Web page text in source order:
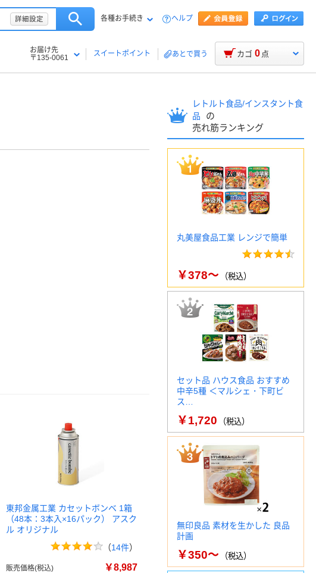
詳細設定 各種お手続き ヘルプ
お届け先
〒135-0061
スイートポイント あとで買う カゴ 0 点
東邦金属工業 カセットボンベ 1箱
（48本：3本入×16パック） アスク
ル オリジナル
（14件）
販売価格(税込) ￥8,987
レトルト食品/インスタント食
品
の
売れ筋ランキング
丸美屋食品工業 レンジで簡単
￥378～ （税込）
セット品 ハウス食品 おすすめ
中辛5種 ＜マルシェ・下町ビ
ス…
￥1,720 （税込）
無印良品 素材を生かした 良品
計画
￥350～ （税込）